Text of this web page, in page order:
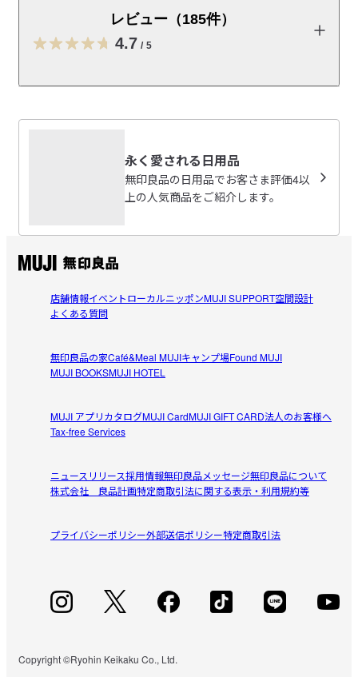
イズが対応しているか事前にご確認をお願い致します。
また業務用食洗器には対応していません。さびにつよい
レビュー（185件）
4.7 / 5
安定性、太さ十分。小物立て、包丁入れなどが付属してい
るものよりも汎用性があると思います。
参考になった（0人）
2026/07/09
オールステンレスを探しておりましたのでこちらの品物に
ぼんちゃん
2026/06/24
あると便利
ずっと100均で購入した軽くて小さなまな板スタンドを使
すべてのレビューを見る 閉じる
永く愛される日用品
無印良品の日用品でお客さま評価4以
上の人気商品をご紹介します。
店舗情報イベントローカルニッポンMUJI SUPPORT空間設計
よくある質問
無印良品の家Café&Meal MUJIキャンプ場Found MUJI
MUJI BOOKSMUJI HOTEL
MUJI アプリカタログMUJI CardMUJI GIFT CARD法人のお客様へ
Tax-free Services
ニュースリリース採用情報無印良品メッセージ無印良品について
株式会社 良品計画特定商取引法に関する表示・利用規約等
プライバシーポリシー外部送信ポリシー特定商取引法
Copyright ©Ryohin Keikaku Co., Ltd.